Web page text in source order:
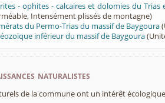
- ophites - calcaires et dolomies du
Intensément plissés de montagne)
du Permo-Trias du massif de Baygoura
inférieur du massif de Baygoura
naturalistes
de la commune ont un intérêt